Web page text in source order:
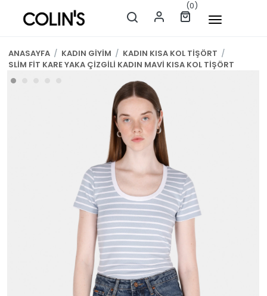
(0)
ANASAYFA / KADIN GİYİM / KADIN KISA KOL TİŞÖRT /
SLİM FİT KARE YAKA ÇİZGİLİ KADIN MAVİ KISA KOL TİŞÖRT